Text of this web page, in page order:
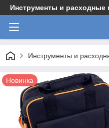
Инструменты и
Инструменты и
Новинка